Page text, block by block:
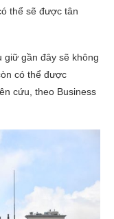
thể sẽ được tân
giữ gần đây sẽ không
có thể được
cứu, theo Business